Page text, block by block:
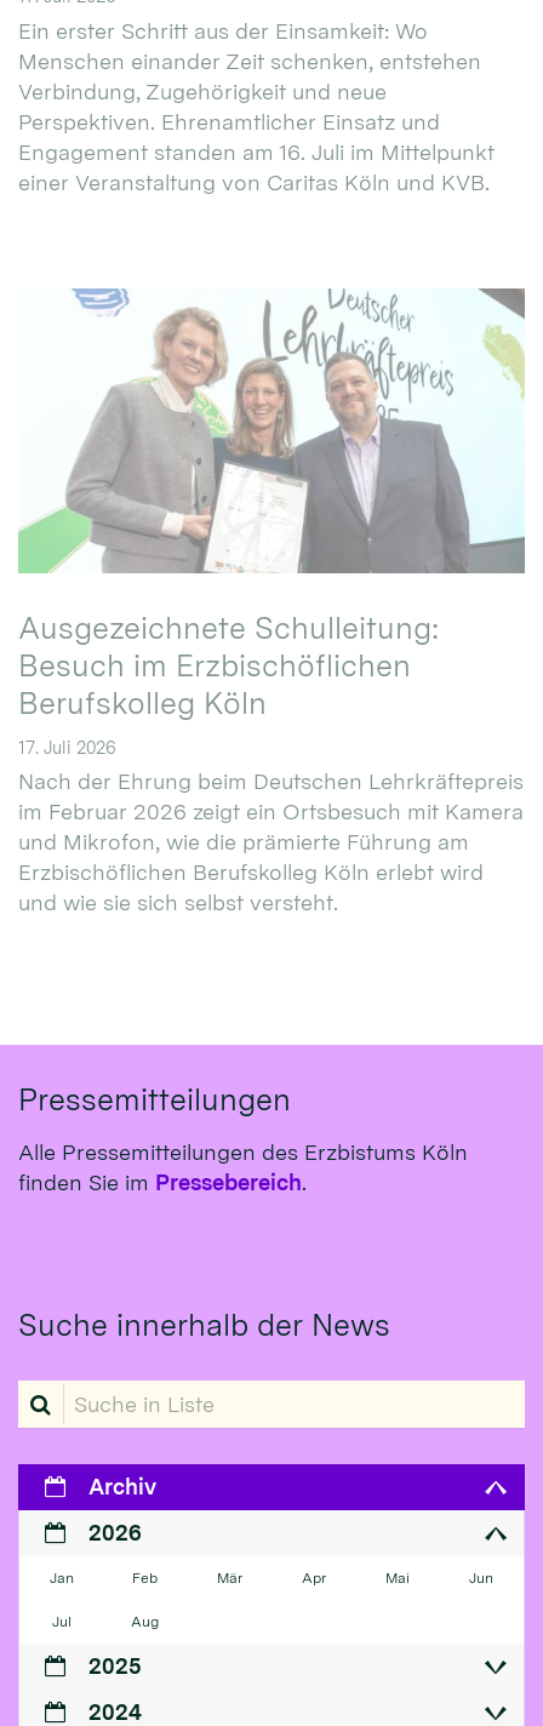
Ein erster Schritt aus der Einsamkeit: Wo
Menschen einander Zeit schenken, entstehen
Verbindung, Zugehörigkeit und neue
Perspektiven. Ehrenamtlicher Einsatz und
Engagement standen am 16. Juli im Mittelpunkt
einer Veranstaltung von Caritas Köln und KVB.
Ausgezeichnete Schulleitung:
Besuch im Erzbischöflichen
Berufskolleg Köln
17. Juli 2026
Nach der Ehrung beim Deutschen Lehrkräftepreis
im Februar 2026 zeigt ein Ortsbesuch mit Kamera
und Mikrofon, wie die prämierte Führung am
Erzbischöflichen Berufskolleg Köln erlebt wird
und wie sie sich selbst versteht.
Pressemitteilungen
Alle Pressemitteilungen des Erzbistums Köln
finden Sie im Pressebereich.
Suche innerhalb der News
Suche in Liste
Archiv
2026
Jan Feb Mär Apr Mai Jun
Jul Aug
2025
2024